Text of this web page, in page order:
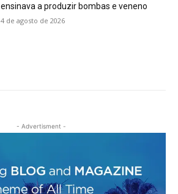
ensinava a produzir bombas e veneno
4 de agosto de 2026
- Advertisment -